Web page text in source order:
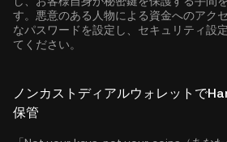
す。悪意のある人物による資金へのアク
なパスワードを設定し、セキュリティ設
てください。
ノンカストディアルウォレットで
保管